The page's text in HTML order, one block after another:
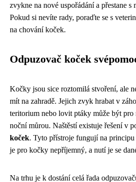
zvykne na nové uspořádání a přestane s
Pokud si nevíte rady, poraďte se s
na chování koček.
Odpuzovač koček
Kočky jsou sice roztomilá stvoření, ale
mít na zahradě. Jejich zvyk hrabat v
teritorium nebo lovit ptáky může být pro
noční můrou. Naštěstí existuje řešení v
koček. Tyto přístroje fungují na
je pro kočky nepříjemný, a nutí je se
Na trhu je k dostání celá řada